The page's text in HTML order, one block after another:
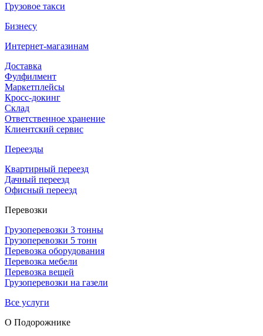
Грузовое такси
Бизнесу
Интернет-магазинам
Доставка
Фулфилмент
Маркетплейсы
Кросс-докинг
Склад
Ответственное хранение
Клиентский сервис
Переезды
Квартирный переезд
Дачный переезд
Офисный переезд
Перевозки
Грузоперевозки 3 тонны
Грузоперевозки 5 тонн
Перевозка оборудования
Перевозка мебели
Перевозка вещей
Грузоперевозки на газели
Все услуги
О Подорож­нике